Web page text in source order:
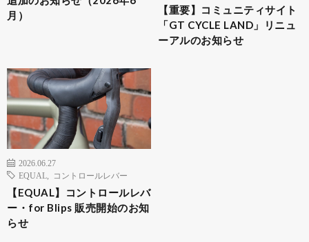
月）
【重要】コミュニティサイト
「GT CYCLE LAND」リニュ
ーアルのお知らせ
2026.06.27
EQUAL
コントロールレバー
【EQUAL】コントロールレバ
ー・for Blips 販売開始のお知
らせ